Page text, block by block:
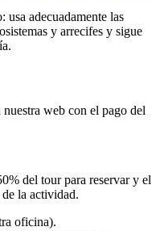
usa adecuadamente las
y arrecifes y sigue
nuestra web con el pago del
del tour para reservar y el
la actividad.
oficina).